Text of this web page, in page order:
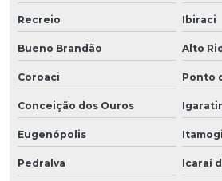
Recreio Ibiraci
Bueno Brandão Alto
Coroaci Ponto
Conceição dos Ouros
Eugenópolis Itamogi
Pedralva Icaraí